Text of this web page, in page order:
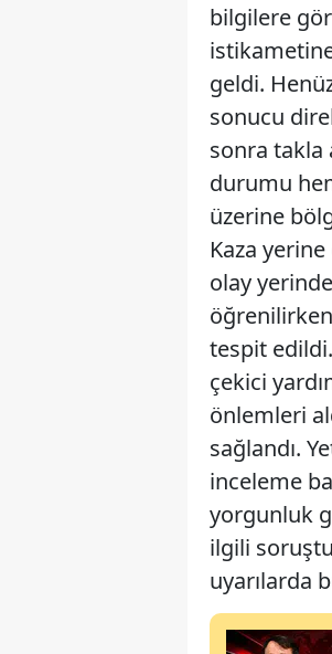
bilgilere
geldi.
sonucu
sonra takla
durumu
üzerine
Kaza
olay
tespit edildi.
çekici
önlemleri
sağlandı.
inceleme
yorgunluk
ilgili
uyarılarda